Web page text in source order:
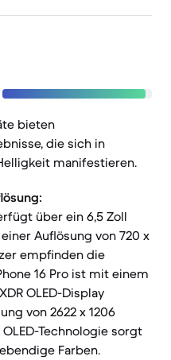
bieten
die sich in
manifestieren.
über ein 6,5 Zoll
Auflösung von 720 x
empfinden die
16 Pro ist mit einem
OLED-Display
von 2622 x 1206
Technologie sorgt
Farben.